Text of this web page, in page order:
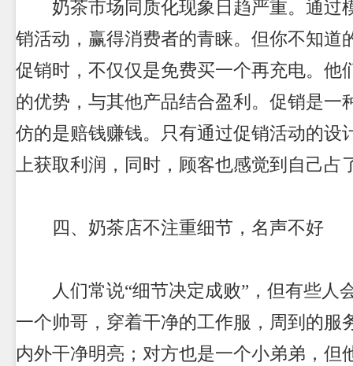
奶茶市场同质化现象日趋严重。通过
销活动，赢得消费者的青睐。但你不知道
促销时，不仅仅是免费买一个再充电。他
的优势，与其他产品结合盈利。促销是一
仿的是赔钱赚钱。只有通过促销活动的设
上获取利润，同时，顾客也感觉到自己占
四、奶茶店不注重细节，名声不好
人们常说“细节决定成败”，但有些人
一个帅哥，穿着干净的工作服，周到的服
内外干净明亮；对方也是一个小弟弟，但